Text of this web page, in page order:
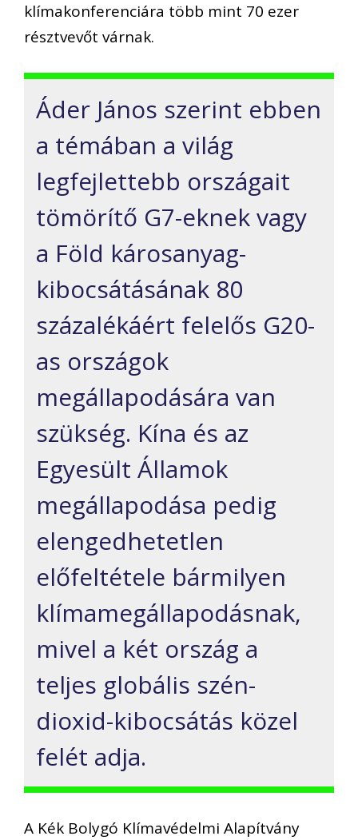
klímakonferenciára több mint 70 ezer
résztvevőt várnak.
Áder János szerint ebben
a témában a világ
legfejlettebb országait
tömörítő G7-eknek vagy
a Föld károsanyag-
kibocsátásának 80
százalékáért felelős G20-
as országok
megállapodására van
szükség. Kína és az
Egyesült Államok
megállapodása pedig
elengedhetetlen
előfeltétele bármilyen
klímamegállapodásnak,
mivel a két ország a
teljes globális szén-
dioxid-kibocsátás közel
felét adja.
A Kék Bolygó Klímavédelmi Alapítvány